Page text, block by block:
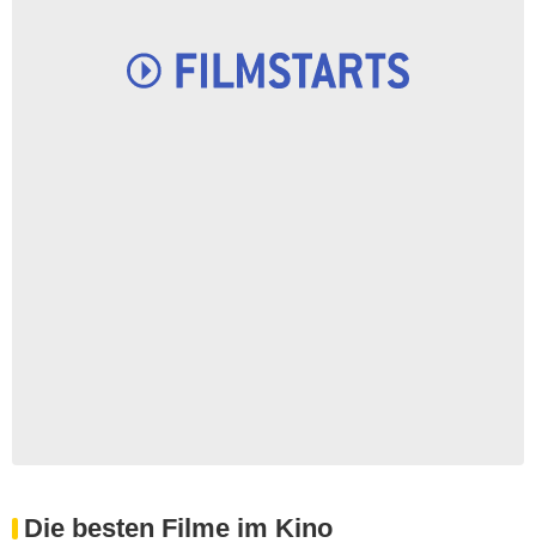
Die besten Filme im Kino